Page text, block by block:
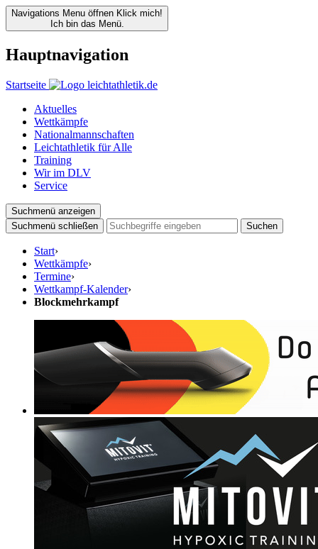
Navigations Menu öffnen Klick mich!
Ich bin das Menü.
Hauptnavigation
Startseite
Aktuelles
Wettkämpfe
Nationalmannschaften
Leichtathletik für Alle
Training
Wir im DLV
Service
Suchmenü anzeigen
Suchmenü schließen
Suchen
Start›
Wettkämpfe›
Termine›
Wettkampf-Kalender›
Blockmehrkampf